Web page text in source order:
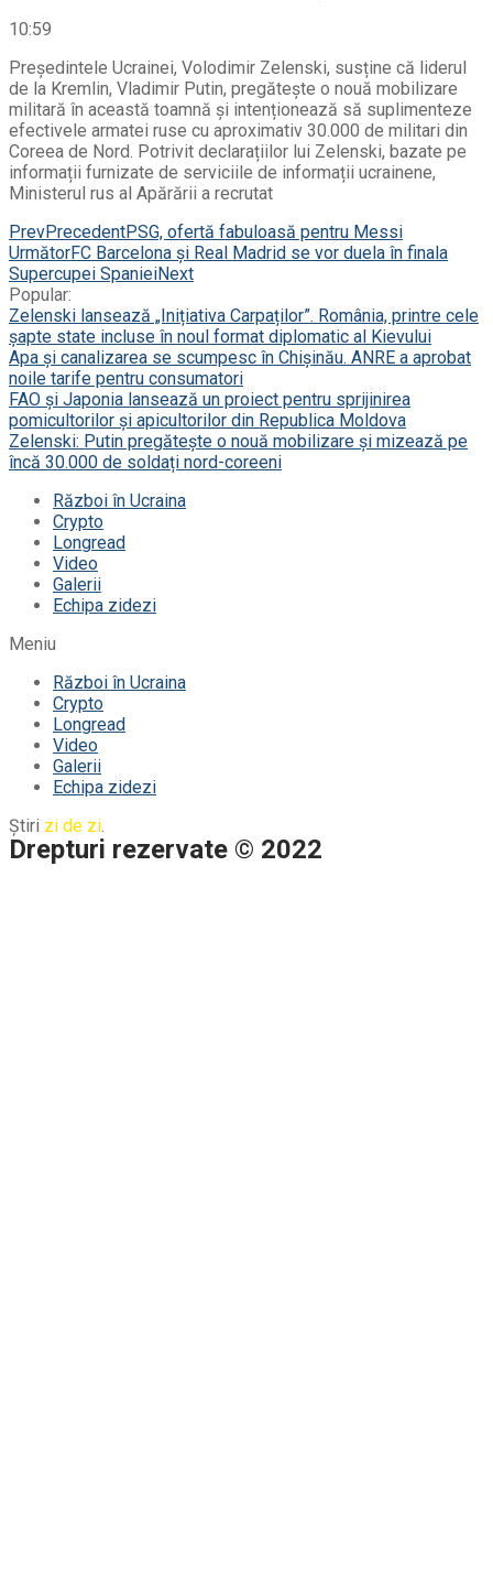
10:59
Președintele Ucrainei, Volodimir Zelenski, susține că liderul
de la Kremlin, Vladimir Putin, pregătește o nouă mobilizare
militară în această toamnă și intenționează să suplimenteze
efectivele armatei ruse cu aproximativ 30.000 de militari din
Coreea de Nord. Potrivit declarațiilor lui Zelenski, bazate pe
informații furnizate de serviciile de informații ucrainene,
Ministerul rus al Apărării a recrutat
PrevPrecedentPSG, ofertă fabuloasă pentru Messi
UrmătorFC Barcelona și Real Madrid se vor duela în finala
Supercupei SpanieiNext
Popular:
Zelenski lansează „Inițiativa Carpaților”. România, printre cele
șapte state incluse în noul format diplomatic al Kievului
Apa și canalizarea se scumpesc în Chișinău. ANRE a aprobat
noile tarife pentru consumatori
FAO și Japonia lansează un proiect pentru sprijinirea
pomicultorilor și apicultorilor din Republica Moldova
Zelenski: Putin pregătește o nouă mobilizare și mizează pe
încă 30.000 de soldați nord-coreeni
Război în Ucraina
Crypto
Longread
Video
Galerii
Echipa zidezi
Meniu
Război în Ucraina
Crypto
Longread
Video
Galerii
Echipa zidezi
Știri zi de zi.
Drepturi rezervate © 2022